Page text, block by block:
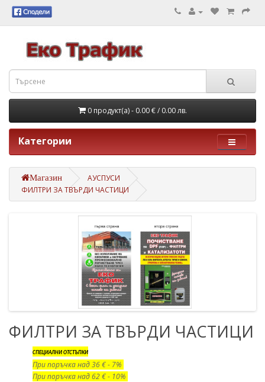
0 продукт(а) - 0.00 €/ 0.00 лв.
Категории
Магазин
АУСПУСИ
ФИЛТРИ ЗА ТВЪРДИ ЧАСТИЦИ
ФИЛТРИ ЗА ТВЪРДИ ЧАСТИЦИ
СПЕЦИАЛНИ ОТСТЪПКИ
При поръчка над 36 € - 7%
При поръчка над 62 € - 10%